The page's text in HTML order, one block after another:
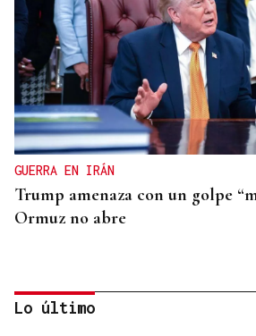
GUERRA EN IRÁN
Trump amenaza con un golpe
Ormuz no abre
Lo último